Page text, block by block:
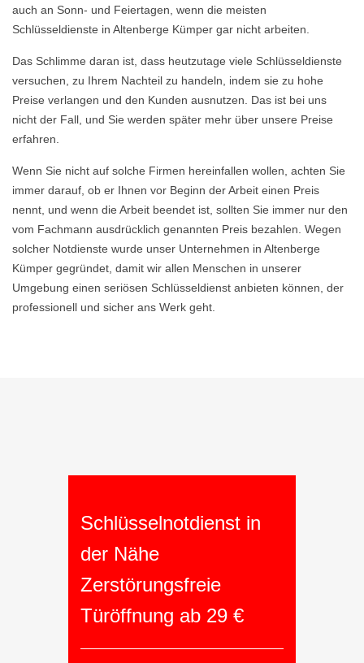
auch an Sonn- und Feiertagen, wenn die meisten
Schlüsseldienste in Altenberge Kümper gar nicht arbeiten.
Das Schlimme daran ist, dass heutzutage viele Schlüsseldienste
versuchen, zu Ihrem Nachteil zu handeln, indem sie zu hohe
Preise verlangen und den Kunden ausnutzen. Das ist bei uns
nicht der Fall, und Sie werden später mehr über unsere Preise
erfahren.
Wenn Sie nicht auf solche Firmen hereinfallen wollen, achten Sie
immer darauf, ob er Ihnen vor Beginn der Arbeit einen Preis
nennt, und wenn die Arbeit beendet ist, sollten Sie immer nur den
vom Fachmann ausdrücklich genannten Preis bezahlen. Wegen
solcher Notdienste wurde unser Unternehmen in Altenberge
Kümper gegründet, damit wir allen Menschen in unserer
Umgebung einen seriösen Schlüsseldienst anbieten können, der
professionell und sicher ans Werk geht.
Schlüsselnotdienst in
der Nähe
Zerstörungsfreie
Türöffnung ab 29 €